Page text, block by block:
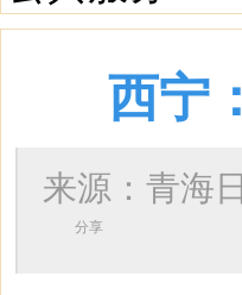
西宁
来源：青
分享